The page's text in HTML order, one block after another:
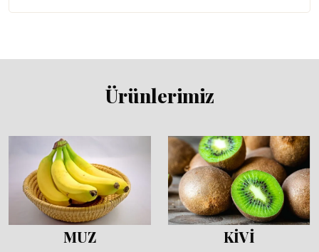
Ürünlerimiz
MUZ KİVİ